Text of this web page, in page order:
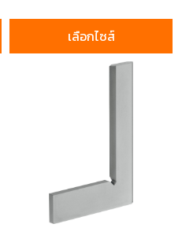
เลือกไซส์